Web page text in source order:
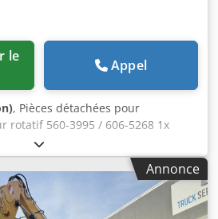
Appel
, Pièces détachées pour
rotatif 560-3995 / 606-5268 1x
2x vérins d'axe pendulaire 568-
568-9344 1x poignée (bâton) 541-
variable 525-9267 1x Boom GP Stub
Réglage du vérin hydraulique (flèche
hydraulique 540-1327 2x
Annonce